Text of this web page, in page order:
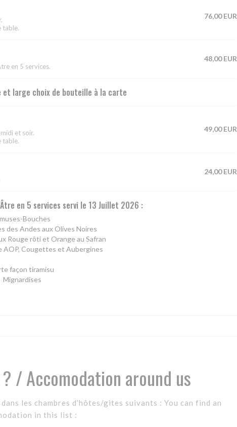
table.
76,00 EUR
en 5 services.
48,00 EUR
et large choix de bouteille à la carte
et soir.
table.
49,00 EUR
24,00 EUR
en 5 services servi le 13 Juillet 2026 :
Bouches
des Andes aux Olives Noires
Rouge rôti et Orange au Safran
AOP, Cougettes et Aubergines
façon tiramisu
Mignardises
/ Accomodation around us
les chambres d’hôtes/gites suivants : You can find an
in this list :